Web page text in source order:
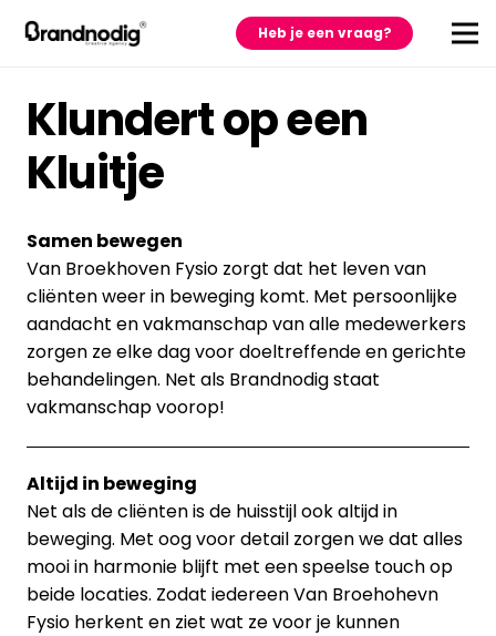
Heb je een vraag?
Klundert op een
Kluitje
Samen bewegen
Van Broekhoven Fysio zorgt dat het leven van
cliënten weer in beweging komt. Met persoonlijke
aandacht en vakmanschap van alle medewerkers
zorgen ze elke dag voor doeltreffende en gerichte
behandelingen. Net als Brandnodig staat
vakmanschap voorop!
Altijd in beweging
Net als de cliënten is de huisstijl ook altijd in
beweging. Met oog voor detail zorgen we dat alles
mooi in harmonie blijft met een speelse touch op
beide locaties. Zodat iedereen Van Broehohevn
Fysio herkent en ziet wat ze voor je kunnen